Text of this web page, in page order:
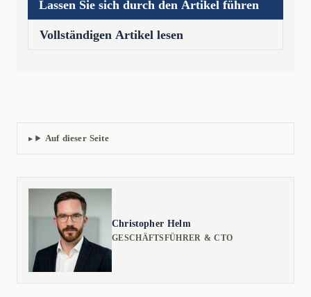
Lassen Sie sich durch den Artikel führen
Vollständigen Artikel lesen
Auf dieser Seite
Christopher Helm
GESCHÄFTSFÜHRER & CTO